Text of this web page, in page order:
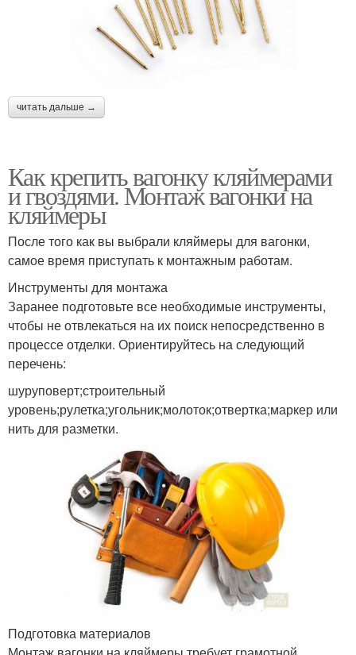
читать дальше →
Как крепить вагонку кляймерами
и гвоздями. Монтаж вагонки на
кляймеры
После того как вы выбрали кляймеры для вагонки,
самое время приступать к монтажным работам.
Инструменты для монтажа
Заранее подготовьте все необходимые инструменты,
чтобы не отвлекаться на их поиск непосредственно в
процессе отделки. Ориентируйтесь на следующий
перечень:
шуруповерт;строительный
уровень;рулетка;угольник;молоток;отвертка;маркер или
нить для разметки.
Подготовка материалов